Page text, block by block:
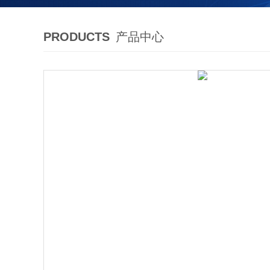
PRODUCTS 产品中心